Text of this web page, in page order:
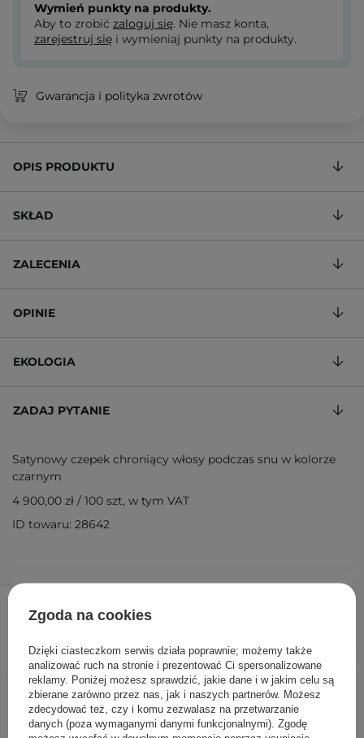
Wymień punkty na produkty.
Aby to zrobić zaloguj się. Nie masz konta,
zarejestruj się i wymieniaj punkty na produkty.
Gwarancja i polityka zwrotów
OPIS PRODUKTU
SKŁAD
ZALECENIA
OPINIE
EKOLOGIA
ZADAJ PYTANIE
Satynowy czepek chroniący włosy podczas snu w kolorze
czarnym
4 900,00 zł / 100 szt, w tym VAT
ID towaru: 28642
Inni klienci sprawdzali również
Zgoda na cookies
Dzięki ciasteczkom serwis działa poprawnie; możemy także
analizować ruch na stronie i prezentować Ci spersonalizowane
reklamy. Poniżej możesz sprawdzić, jakie dane i w jakim celu są
zbierane zarówno przez nas, jak i naszych partnerów. Możesz
zdecydować też, czy i komu zezwalasz na przetwarzanie
danych (poza wymaganymi danymi funkcjonalnymi). Zgodę